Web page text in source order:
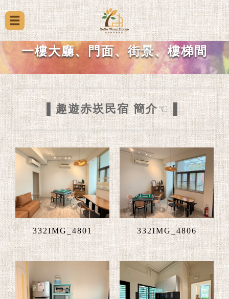
一樓大廳、門面、街景、樓梯間
▌趣遊赤崁民宿 簡介☜▌
332IMG_4801 332IMG_4806